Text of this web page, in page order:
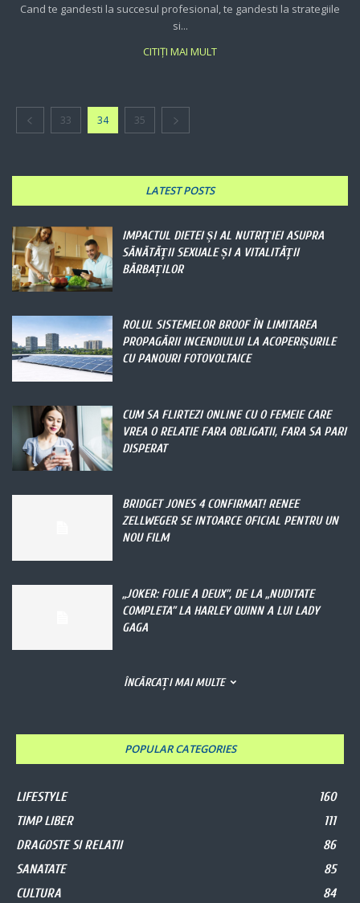
Cand te gandesti la succesul profesional, te gandesti la strategiile
si...
CITIȚI MAI MULT
33 34 35
LATEST POSTS
IMPACTUL DIETEI ȘI AL NUTRIȚIEI ASUPRA
SĂNĂTĂȚII SEXUALE ȘI A VITALITĂȚII
BĂRBAȚILOR
ROLUL SISTEMELOR BROOF ÎN LIMITAREA
PROPAGĂRII INCENDIULUI LA ACOPERIȘURILE
CU PANOURI FOTOVOLTAICE
CUM SA FLIRTEZI ONLINE CU O FEMEIE CARE
VREA O RELATIE FARA OBLIGATII, FARA SA PARI
DISPERAT
BRIDGET JONES 4 CONFIRMAT! RENEE
ZELLWEGER SE INTOARCE OFICIAL PENTRU UN
NOU FILM
„JOKER: FOLIE A DEUX”, DE LA „NUDITATE
COMPLETA” LA HARLEY QUINN A LUI LADY
GAGA
ÎNCĂRCAȚI MAI MULTE
POPULAR CATEGORIES
LIFESTYLE
160
TIMP LIBER
111
DRAGOSTE SI RELATII
86
SANATATE
85
CULTURA
84